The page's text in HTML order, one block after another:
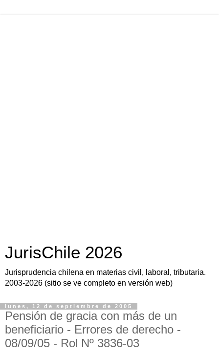
JurisChile 2026
Jurisprudencia chilena en materias civil, laboral, tributaria.
2003-2026 (sitio se ve completo en versión web)
lunes, 12 de septiembre de 2005
Pensión de gracia con más de un
beneficiario - Errores de derecho -
08/09/05 - Rol Nº 3836-03